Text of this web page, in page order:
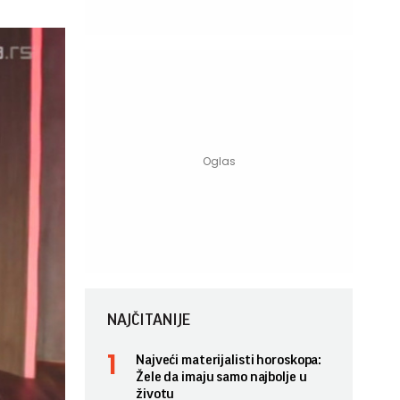
NAJČITANIJE
Najveći materijalisti horoskopa:
Žele da imaju samo najbolje u
životu